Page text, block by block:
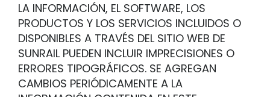
LA INFORMACIÓN, EL SOFTWARE, LOS
PRODUCTOS Y LOS SERVICIOS INCLUIDOS O
DISPONIBLES A TRAVÉS DEL SITIO WEB DE
SUNRAIL PUEDEN INCLUIR IMPRECISIONES O
ERRORES TIPOGRÁFICOS. SE AGREGAN
CAMBIOS PERIÓDICAMENTE A LA